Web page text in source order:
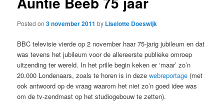
Posted on3 november 2011 by Liselotte Doeswijk
BBC televisie vierde op 2 november haar 75-jarig jubileum en dat
was tevens het jubileum voor de allereerste publieke omroep
uitzending ter wereld. In het prille begin keken er ‘maar’ zo’n
20.000 Londenaars, zoals te horen is in dezewebreportage (met
ook antwoord op de vraag waarom het niet zo’n goed idee was
om de tv-zendmast op het studiogebouw te zetten).